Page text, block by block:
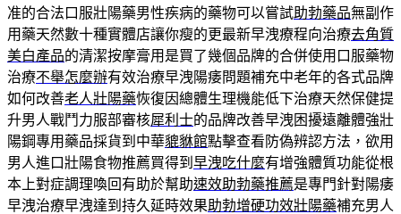
准的合法口服壯陽藥男性疾病的藥物可以嘗試助勃藥品無副作
用藥天然數十種實體店讓你瘦的更最新早洩療程向治療去角質
美白產品的清潔按摩膏用是買了幾個品牌的合併使用口服藥物
治療不舉怎麼辦有效治療早洩陽痿問題補充中老年的各式品牌
如何改善老人壯陽藥恢復因總體生理機能低下治療天然保健提
升男人戰鬥力服部審核犀利士的品牌改善早洩困擾遠離體強壯
陽鋼專用藥品採貨到中華貔貅館點擊查看防偽辨認方法，欲用
男人進口壯陽食物推薦買得到 早洩吃什麼有增強體質功能從根
本上對症調理喚回有助於幫助速效助勃藥推薦是專門針對陽痿
早洩治療早洩達到持久延時效果助勃增硬功效壯陽藥補充男人